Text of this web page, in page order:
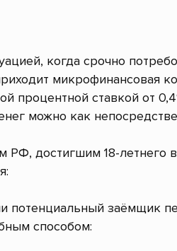
когда срочно
микрофинансовая
процентной ставкой от
можно как
достигшим 18-летнего
потенциальный заёмщик
способом: